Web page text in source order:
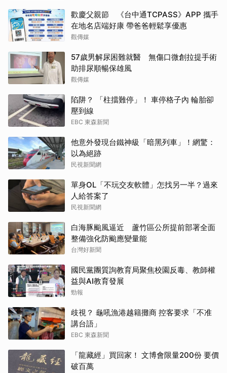
歡慶父親節 《台中通TCPASS》APP 攜手
在地名店端好康 帶爸爸輕鬆享優惠
觀傳媒
57歲男解尿困難就醫 無傷口微創拉提手術
助排尿順暢保雄風
觀傳媒
陷阱？ 「柱擋難停」！ 車停格子內 輪胎卻
壓到線
EBC 東森新聞
他意外發現台鐵神級「暗黑列車」！網驚：
以為絕跡
民視新聞網
單身OL「不玩交友軟體」怎找另一半？過來
人給答案了
民視新聞網
白海豚颱風逼近 蘆竹區公所提前部署全面
整備強化防颱應變量能
台灣好新聞
國民黨團質詢教育局聚焦校園反毒、教師權
益與AI教育發展
勁報
歧視？ 龜吼漁港越籍攤商 控客要求「不准
講台語」
EBC 東森新聞
「龍藏經」買回家！ 文博會限量200份 要價
破百萬